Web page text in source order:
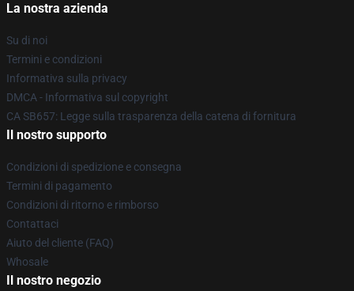
La nostra azienda
Su di noi
Termini e condizioni
Informativa sulla privacy
DMCA - Informativa sul copyright
CA SB657: Legge sulla trasparenza della catena di fornitura
Il nostro supporto
Condizioni di spedizione e consegna
Termini di pagamento
Condizioni di ritorno e rimborso
Contattaci
Aiuto del cliente (FAQ)
Whosale
Il nostro negozio